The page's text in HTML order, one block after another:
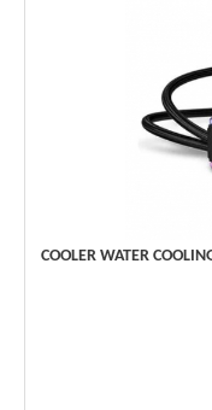
COOLER WATER